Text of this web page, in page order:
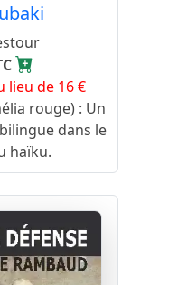
lieu de 16 €
rouge) : Un
dans le
haïku.